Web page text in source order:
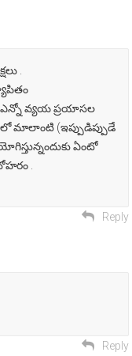
.
వ్యయ ప్రయాసల
మాలాంటి (ఇప్పుడిప్పుడే
ఏంటో
.
Reply
Reply